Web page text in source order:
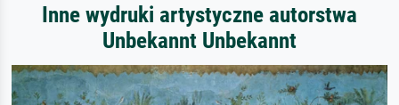
Inne wydruki artystyczne autorstwa
Unbekannt Unbekannt